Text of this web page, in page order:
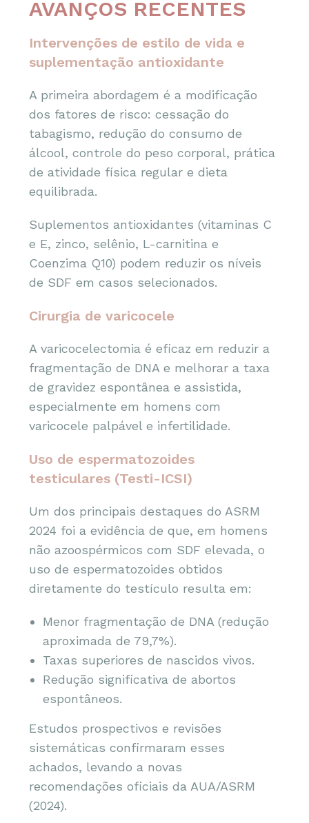
AVANÇOS RECENTES
Intervenções de estilo de vida e
suplementação antioxidante
A primeira abordagem é a modificação
dos fatores de risco: cessação do
tabagismo, redução do consumo de
álcool, controle do peso corporal, prática
de atividade física regular e dieta
equilibrada.
Suplementos antioxidantes (vitaminas C
e E, zinco, selênio, L-carnitina e
Coenzima Q10) podem reduzir os níveis
de SDF em casos selecionados.
Cirurgia de varicocele
A varicocelectomia é eficaz em reduzir a
fragmentação de DNA e melhorar a taxa
de gravidez espontânea e assistida,
especialmente em homens com
varicocele palpável e infertilidade.
Uso de espermatozoides
testiculares (Testi-ICSI)
Um dos principais destaques do ASRM
2024 foi a evidência de que, em homens
não azoospérmicos com SDF elevada, o
uso de espermatozoides obtidos
diretamente do testículo resulta em:
Menor fragmentação de DNA (redução
aproximada de 79,7%).
Taxas superiores de nascidos vivos.
Redução significativa de abortos
espontâneos.
Estudos prospectivos e revisões
sistemáticas confirmaram esses
achados, levando a novas
recomendações oficiais da AUA/ASRM
(2024).